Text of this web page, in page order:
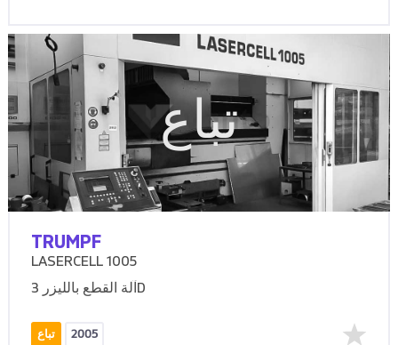
تباع
TRUMPF
LASERCELL 1005
آلة القطع بالليزر 3D
تباع 2005